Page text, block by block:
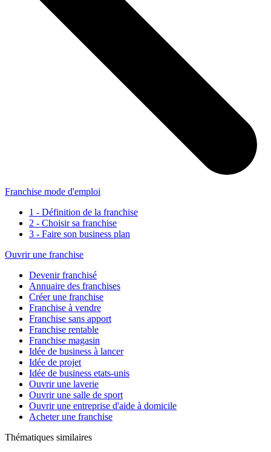
Franchise mode d'emploi
1 - Définition de la franchise
2 - Choisir sa franchise
3 - Faire son business plan
Ouvrir une franchise
Devenir franchisé
Annuaire des franchises
Créer une franchise
Franchise à vendre
Franchise sans apport
Franchise rentable
Franchise magasin
Idée de business à lancer
Idée de projet
Idée de business etats-unis
Ouvrir une laverie
Ouvrir une salle de sport
Ouvrir une entreprise d'aide à domicile
Acheter une franchise
Thématiques similaires